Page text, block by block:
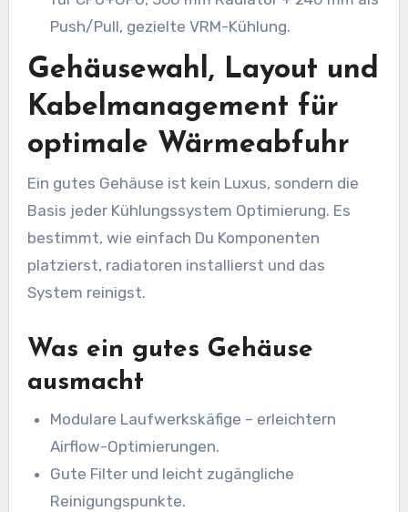
Push/Pull, gezielte VRM-Kühlung.
Gehäusewahl, Layout und
Kabelmanagement für
optimale Wärmeabfuhr
Ein gutes Gehäuse ist kein Luxus, sondern die
Basis jeder Kühlungssystem Optimierung. Es
bestimmt, wie einfach Du Komponenten
platzierst, radiatoren installierst und das
System reinigst.
Was ein gutes Gehäuse
ausmacht
Modulare Laufwerkskäfige – erleichtern
Airflow-Optimierungen.
Gute Filter und leicht zugängliche
Reinigungspunkte.